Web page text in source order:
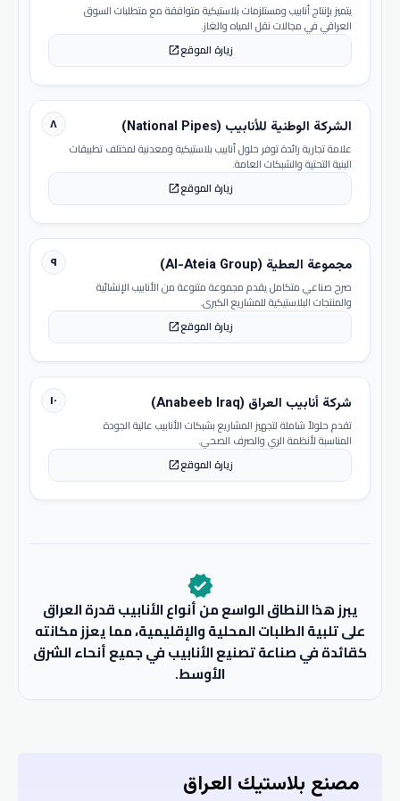
يتميز بإنتاج أنابيب ومستلزمات بلاستيكية متوافقة مع متطلبات السوق
العراقي في مجالات نقل المياه والغاز.
زيارة الموقعopen_in_new
٨ الشركة الوطنية للأنابيب (National Pipes)
علامة تجارية رائدة توفر حلول أنابيب بلاستيكية ومعدنية لمختلف تطبيقات
البنية التحتية والشبكات العامة.
زيارة الموقعopen_in_new
٩ مجموعة العطية (Al-Ateia Group)
صرح صناعي متكامل يقدم مجموعة متنوعة من الأنابيب الإنشائية
والمنتجات البلاستيكية للمشاريع الكبرى.
زيارة الموقعopen_in_new
١٠ شركة أنابيب العراق (Anabeeb Iraq)
تقدم حلولاً شاملة لتجهيز المشاريع بشبكات الأنابيب عالية الجودة
المناسبة لأنظمة الري والصرف الصحي.
زيارة الموقعopen_in_new
verified
يبرز هذا النطاق الواسع من أنواع الأنابيب قدرة العراق
على تلبية الطلبات المحلية والإقليمية، مما يعزز مكانته
كقائدة في صناعة تصنيع الأنابيب في جميع أنحاء الشرق
الأوسط.
مصنع بلاستيك العراق